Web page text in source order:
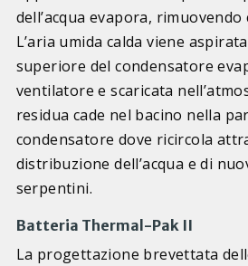
dell’acqua evapora,
L’aria umida calda viene
superiore del condensatore
ventilatore e scaricata
residua cade nel bacino nella
condensatore dove ricircola
distribuzione dell’acqua e di
serpentini.
Batteria Thermal-Pak II
La progettazione brevettata